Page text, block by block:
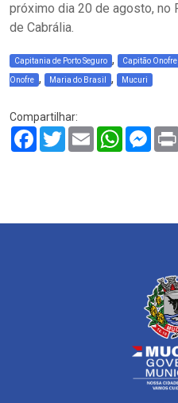
próximo dia 20 de agosto, no
de Cabrália.
Capitania de Porto Seguro , Capitão Onofre
Onofre , Maria do Brasil , Mucuri
Compartilhar:
Facebook
TwitterEmail